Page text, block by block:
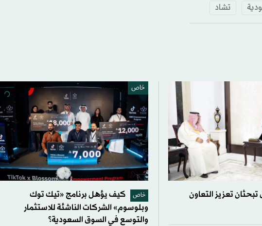
تشاد
تبحثان تعزيز التعاون
خاص
خاص
كيف يؤهل برنامج «تيك توك
وبلوسوم» الشركات الناشئة للاستثمار
والتوسع في السوق السعودية؟